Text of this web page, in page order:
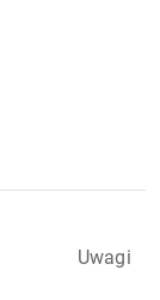
Uwagi